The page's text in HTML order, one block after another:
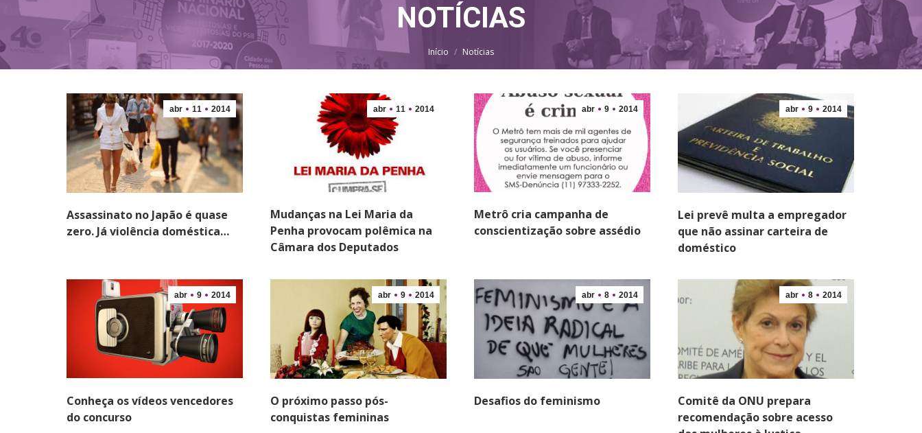
NOTÍCIAS
Você está aqui:
Início Notícias
abr 11 2014
Assassinato no Japão é quase
zero. Já violência doméstica…
abr 11 2014
Mudanças na Lei Maria da
Penha provocam polêmica na
Câmara dos Deputados
abr 9 2014
Metrô cria campanha de
conscientização sobre assédio
abr 9 2014
Lei prevê multa a empregador
que não assinar carteira de
doméstico
abr 9 2014
Conheça os vídeos vencedores
do concurso
abr 9 2014
O próximo passo pós-
conquistas femininas
abr 8 2014
Desafios do feminismo
abr 8 2014
Comitê da ONU prepara
recomendação sobre acesso